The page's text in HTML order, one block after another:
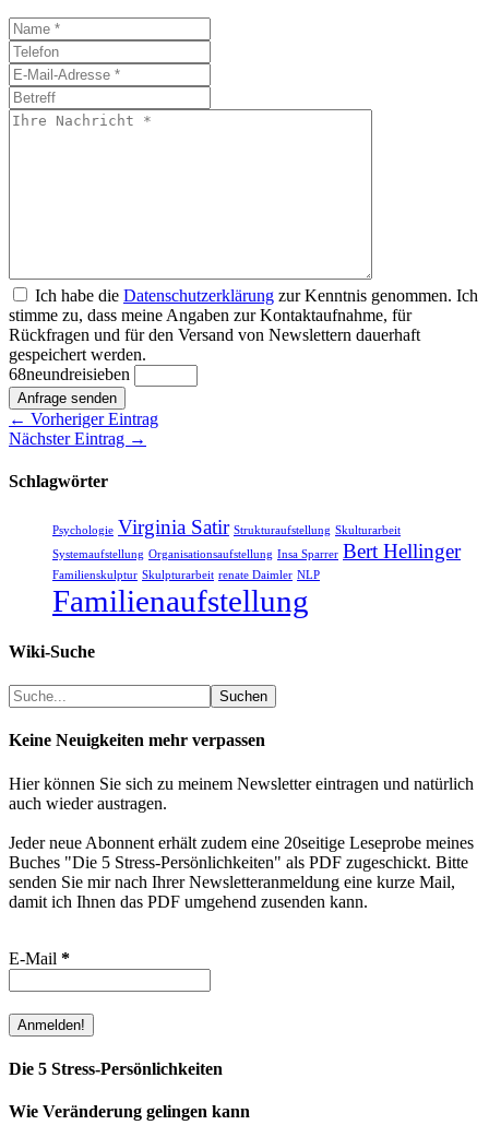
Ich habe die Datenschutzerklärung zur Kenntnis genommen. Ich
stimme zu, dass meine Angaben zur Kontaktaufnahme, für
Rückfragen und für den Versand von Newslettern dauerhaft
gespeichert werden.
68neundreisieben
Anfrage senden
← Vorheriger Eintrag
Nächster Eintrag →
Schlagwörter
Psychologie Virginia Satir Strukturaufstellung Skulturarbeit
Systemaufstellung Organisationsaufstellung Insa Sparrer Bert Hellinger
Familienskulptur Skulpturarbeit renate Daimler NLP
Familienaufstellung
Wiki-Suche
Suchen Suchen
Keine Neuigkeiten mehr verpassen
Hier können Sie sich zu meinem Newsletter eintragen und natürlich
auch wieder austragen.
Jeder neue Abonnent erhält zudem eine 20seitige Leseprobe meines
Buches "Die 5 Stress-Persönlichkeiten" als PDF zugeschickt. Bitte
senden Sie mir nach Ihrer Newsletteranmeldung eine kurze Mail,
damit ich Ihnen das PDF umgehend zusenden kann.
E-Mail *
Die 5 Stress-Persönlichkeiten
Wie Veränderung gelingen kann